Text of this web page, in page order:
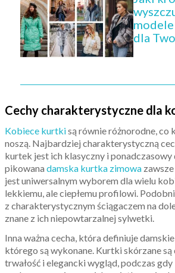
dla
Cechy charakterystyczne dla
Kobiece kurtkisą równie różnorodne, co
noszą. Najbardziej charakterystyczną
kurtek jest ich klasyczny i ponadczasowy
pikowana damska kurtka zimowa
jest uniwersalnym wyborem dla wielu
lekkiemu, ale ciepłemu profilowi.
z charakterystycznym ściągaczem na
znane z ich niepowtarzalnej sylwetki.
Inna ważna cecha, która definiuje
którego są wykonane. Kurtki skórzane są
trwałość i elegancki wygląd, podczas